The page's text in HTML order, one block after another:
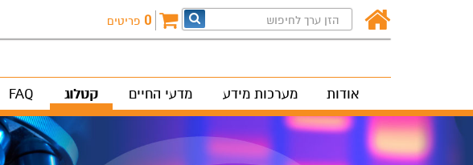
0 פריטים
אודות מערכות מידע מדעי החיים קטלוג FAQ